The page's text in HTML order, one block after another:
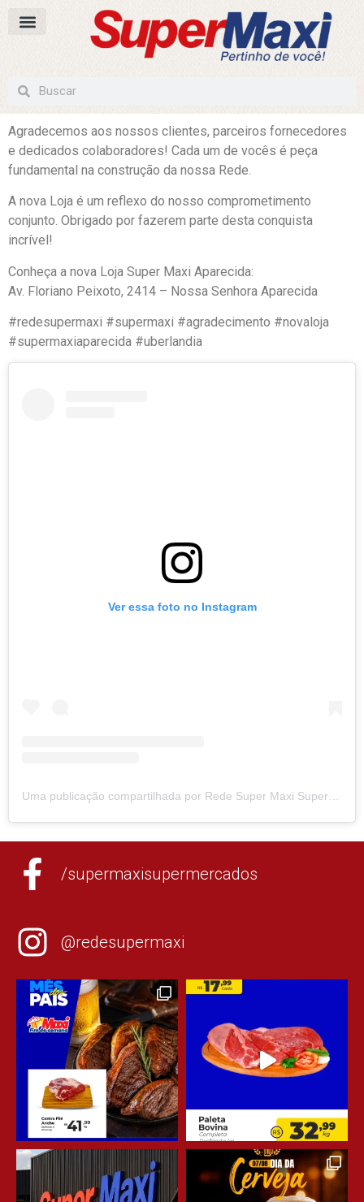
Agradecemos aos nossos clientes, parceiros fornecedores
e dedicados colaboradores! Cada um de vocês é peça
fundamental na construção da nossa Rede.
A nova Loja é um reflexo do nosso comprometimento
conjunto. Obrigado por fazerem parte desta conquista
incrível!
Conheça a nova Loja Super Maxi Aparecida:
Av. Floriano Peixoto, 2414 – Nossa Senhora Aparecida
#redesupermaxi #supermaxi #agradecimento #novaloja
#supermaxiaparecida #uberlandia
Ver essa foto no Instagram
/supermaxisupermercados
@redesupermaxi